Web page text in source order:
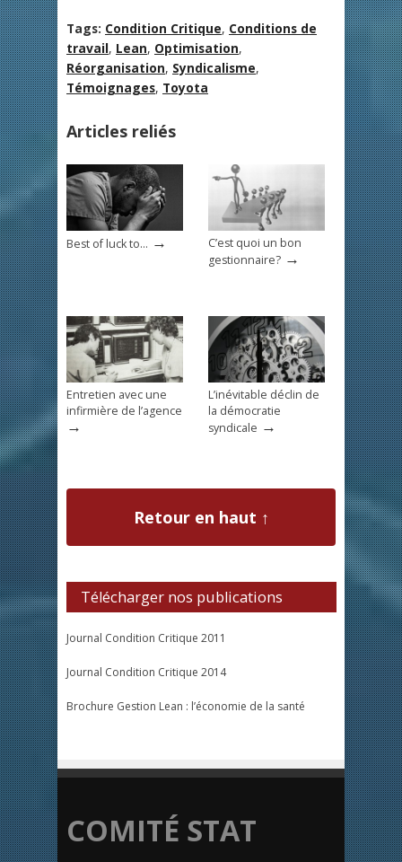
Tags: Condition Critique, Conditions de
travail, Lean, Optimisation,
Réorganisation, Syndicalisme,
Témoignages, Toyota
Articles reliés
Best of luck to… →
C’est quoi un bon
gestionnaire? →
Entretien avec une
infirmière de l’agence
→
L’inévitable déclin de
la démocratie
syndicale →
Retour en haut ↑
Télécharger nos publications
Journal Condition Critique 2011
Journal Condition Critique 2014
Brochure Gestion Lean : l’économie de la santé
COMITÉ STAT